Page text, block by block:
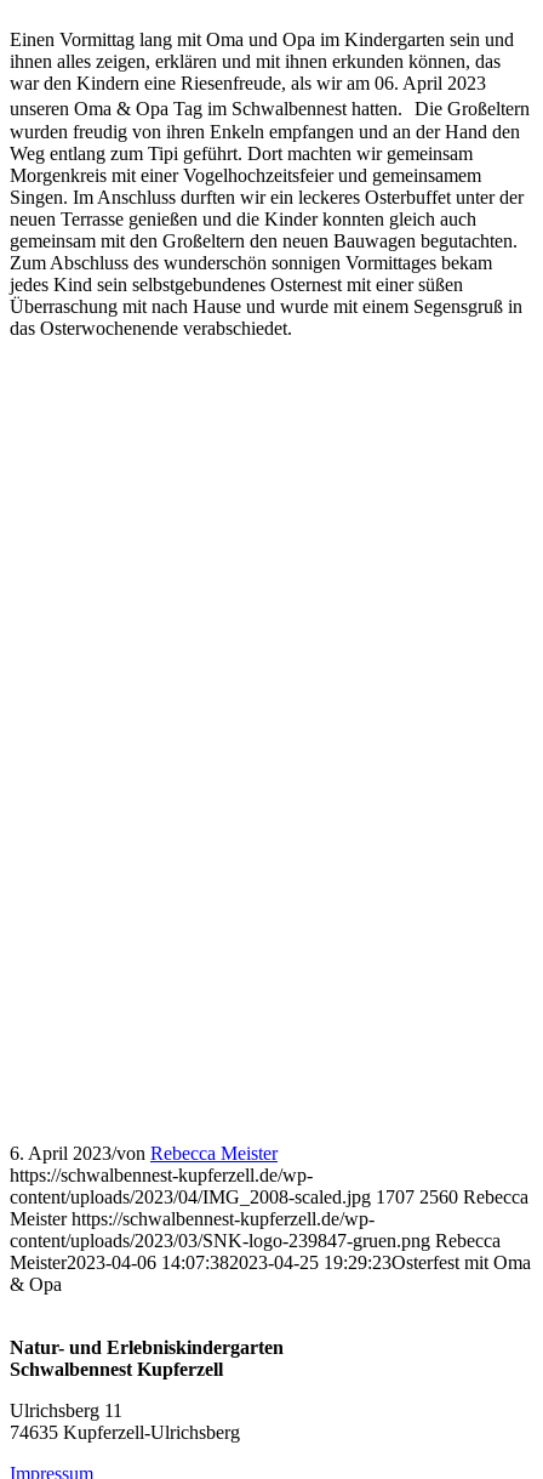
Einen Vormittag lang mit Oma und Opa im Kindergarten sein und
ihnen alles zeigen, erklären und mit ihnen erkunden können, das
war den Kindern eine Riesenfreude, als wir am 06. April 2023
unseren Oma & Opa Tag im Schwalbennest hatten. Die Großeltern
wurden freudig von ihren Enkeln empfangen und an der Hand den
Weg entlang zum Tipi geführt. Dort machten wir gemeinsam
Morgenkreis mit einer Vogelhochzeitsfeier und gemeinsamem
Singen. Im Anschluss durften wir ein leckeres Osterbuffet unter der
neuen Terrasse genießen und die Kinder konnten gleich auch
gemeinsam mit den Großeltern den neuen Bauwagen begutachten.
Zum Abschluss des wunderschön sonnigen Vormittages bekam
jedes Kind sein selbstgebundenes Osternest mit einer süßen
Überraschung mit nach Hause und wurde mit einem Segensgruß in
das Osterwochenende verabschiedet.
6. April 2023/von Rebecca Meister
https://schwalbennest-kupferzell.de/wp-
content/uploads/2023/04/IMG_2008-scaled.jpg 1707 2560 Rebecca
Meister https://schwalbennest-kupferzell.de/wp-
content/uploads/2023/03/SNK-logo-239847-gruen.png Rebecca
Meister2023-04-06 14:07:382023-04-25 19:29:23Osterfest mit Oma
& Opa
Natur- und Erlebniskindergarten
Schwalbennest Kupferzell
Ulrichsberg 11
74635 Kupferzell-Ulrichsberg
Impressum